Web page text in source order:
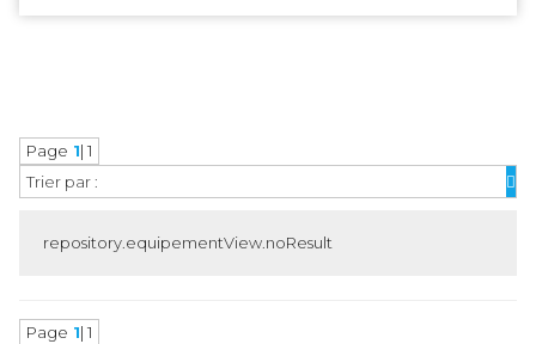
Trier par :
Page 1| 1
repository.equipementView.noResult
Page 1| 1